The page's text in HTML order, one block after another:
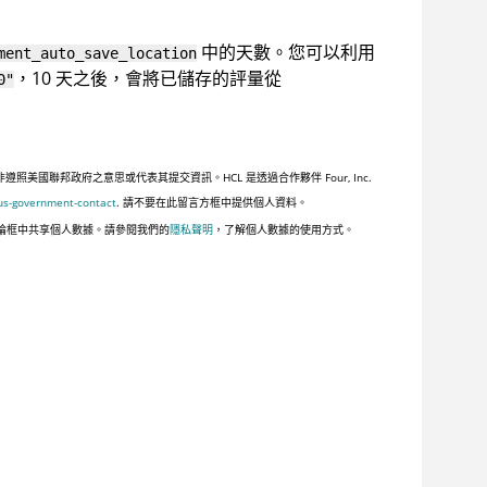
中的天數。您可以利用
，10 天之後，會將已儲存的評量從
照美國聯邦政府之意思或代表其提交資訊。HCL 是透過合作夥伴 Four, Inc.
government-contact. 請不要在此留言方框中提供個人資料。
框中共享個人數據。請參閱我們的隱私聲明 ，了解個人數據的使用方式。